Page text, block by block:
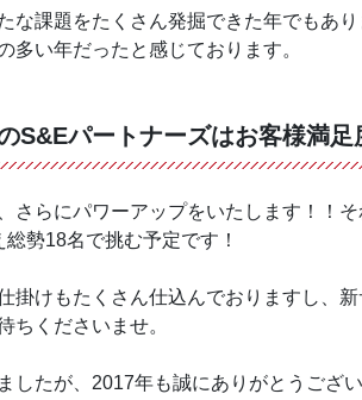
な課題をたくさん発掘できた年でもあ
多い年だったと感じております。
S&Eパートナーズはお客様満足
さらにパワーアップをいたします！！
勢18名で挑む予定です！
掛けもたくさん仕込んでおりますし、
ちくださいませ。
したが、2017年も誠にありがとうござ